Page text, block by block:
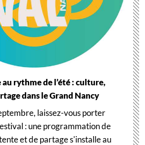
rythme de l’été : culture,
dans le Grand Nancy
laissez-vous porter
: une programmation de
et de partage s'installe au